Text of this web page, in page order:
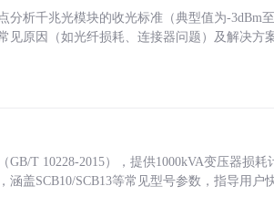
析千兆光模块的收光标准（典型值为-3dBm
原因（如光纤损耗、连接器问题）及解决方
T 10228-2015），提供1000kVA变压器损耗
盖SCB10/SCB13等常见型号参数，指导用户